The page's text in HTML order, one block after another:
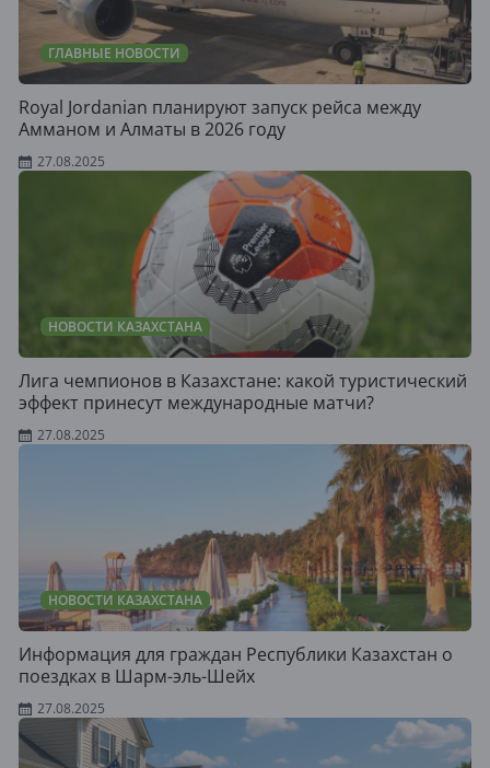
ГЛАВНЫЕ НОВОСТИ
Royal Jordanian планируют запуск рейса между
Амманом и Алматы в 2026 году
27.08.2025
НОВОСТИ КАЗАХСТАНА
Лига чемпионов в Казахстане: какой туристический
эффект принесут международные матчи?
27.08.2025
НОВОСТИ КАЗАХСТАНА
Информация для граждан Республики Казахстан о
поездках в Шарм-эль-Шейх
27.08.2025